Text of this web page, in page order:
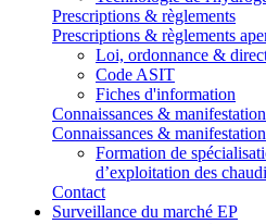
Prescriptions & règlements
Prescriptions & règlements
Loi, ordonnance &
Code ASIT
Fiches d'information
Connaissances &
Connaissances &
Formation de
d’exploitation des
Contact
Surveillance du marché EP